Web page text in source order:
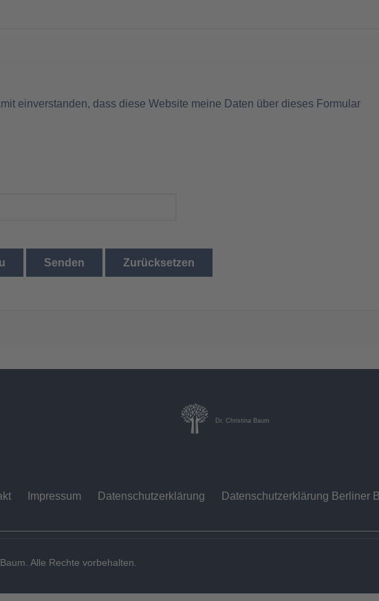
einverstanden, dass diese Website meine Daten über dieses Formular
Senden Zurücksetzen
Dr. Christina Baum
Impressum Datenschutzerklärung Datenschutzerklärung Berliner
Alle Rechte vorbehalten.